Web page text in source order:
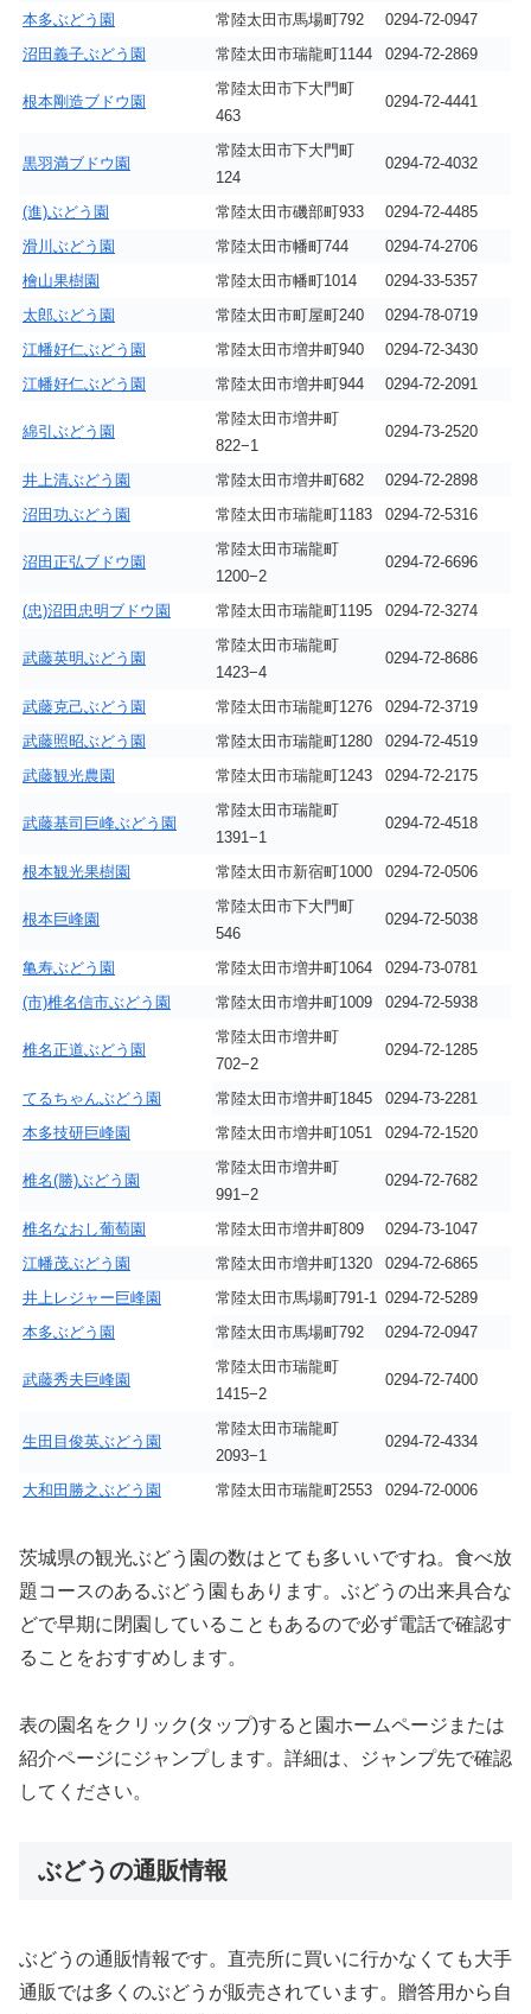
本多ぶどう園 常陸太田市馬場町792
0294-72-0947
沼田義子ぶどう園
常陸太田市瑞龍町1144 0294-72-2869
根本剛造ブドウ園
常陸太田市下大門町
463
0294-72-4441
黒羽満ブドウ園
常陸太田市下大門町
124
0294-72-4032
(進)ぶどう園 常陸太田市磯部町933
0294-72-4485
滑川ぶどう園
常陸太田市幡町744
0294-74-2706
檜山果樹園
常陸太田市幡町1014
0294-33-5357
太郎ぶどう園
常陸太田市町屋町240
0294-78-0719
江幡好仁ぶどう園
常陸太田市増井町940
0294-72-3430
江幡好仁ぶどう園
常陸太田市増井町944 0294-72-2091
綿引ぶどう園
常陸太田市増井町
822−1
0294-73-2520
井上清ぶどう園 常陸太田市増井町682
0294-72-2898
沼田功ぶどう園
常陸太田市瑞龍町1183 0294-72-5316
沼田正弘ブドウ園
常陸太田市瑞龍町
1200−2
0294-72-6696
(忠)沼田忠明ブドウ園 常陸太田市瑞龍町1195 0294-72-3274
武藤英明ぶどう園
常陸太田市瑞龍町
1423−4
0294-72-8686
武藤克己ぶどう園 常陸太田市瑞龍町1276
0294-72-3719
武藤照昭ぶどう園
常陸太田市瑞龍町1280
0294-72-4519
武藤観光農園
常陸太田市瑞龍町1243 0294-72-2175
武藤基司巨峰ぶどう園
常陸太田市瑞龍町
1391−1
0294-72-4518
根本観光果樹園 常陸太田市新宿町1000 0294-72-0506
根本巨峰園
常陸太田市下大門町
546
0294-72-5038
亀寿ぶどう園 常陸太田市増井町1064
0294-73-0781
(市)椎名信市ぶどう園
常陸太田市増井町1009 0294-72-5938
椎名正道ぶどう園
常陸太田市増井町
702−2
0294-72-1285
てるちゃんぶどう園 常陸太田市増井町1845
0294-73-2281
本多技研巨峰園
常陸太田市増井町1051 0294-72-1520
椎名(勝)ぶどう園
常陸太田市増井町
991−2
0294-72-7682
椎名なおし葡萄園 常陸太田市増井町809
0294-73-1047
江幡茂ぶどう園
常陸太田市増井町1320
0294-72-6865
井上レジャー巨峰園
常陸太田市馬場町791-1
0294-72-5289
本多ぶどう園
常陸太田市馬場町792 0294-72-0947
武藤秀夫巨峰園
常陸太田市瑞龍町
1415−2
0294-72-7400
生田目俊英ぶどう園
常陸太田市瑞龍町
2093−1
0294-72-4334
大和田勝之ぶどう園 常陸太田市瑞龍町2553 0294-72-0006
茨城県の観光ぶどう園の数はとても多いいですね。食べ放
題コースのあるぶどう園もあります。ぶどうの出来具合な
どで早期に閉園していることもあるので必ず電話で確認す
ることをおすすめします。
表の園名をクリック(タップ)すると園ホームページまたは
紹介ページにジャンプします。詳細は、ジャンプ先で確認
してください。
ぶどうの通販情報
ぶどうの通販情報です。直売所に買いに行かなくても大手
通販では多くのぶどうが販売されています。贈答用から自